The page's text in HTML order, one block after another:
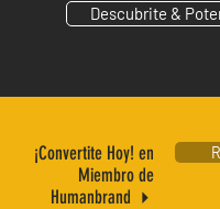
Descubrite &
¡Convertite Hoy! en
Miembro de
Humanbrand
4